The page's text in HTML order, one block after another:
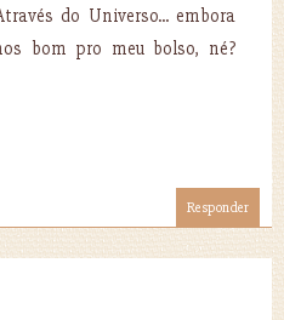
do Universo... embora
bom pro meu bolso, né?
Responder